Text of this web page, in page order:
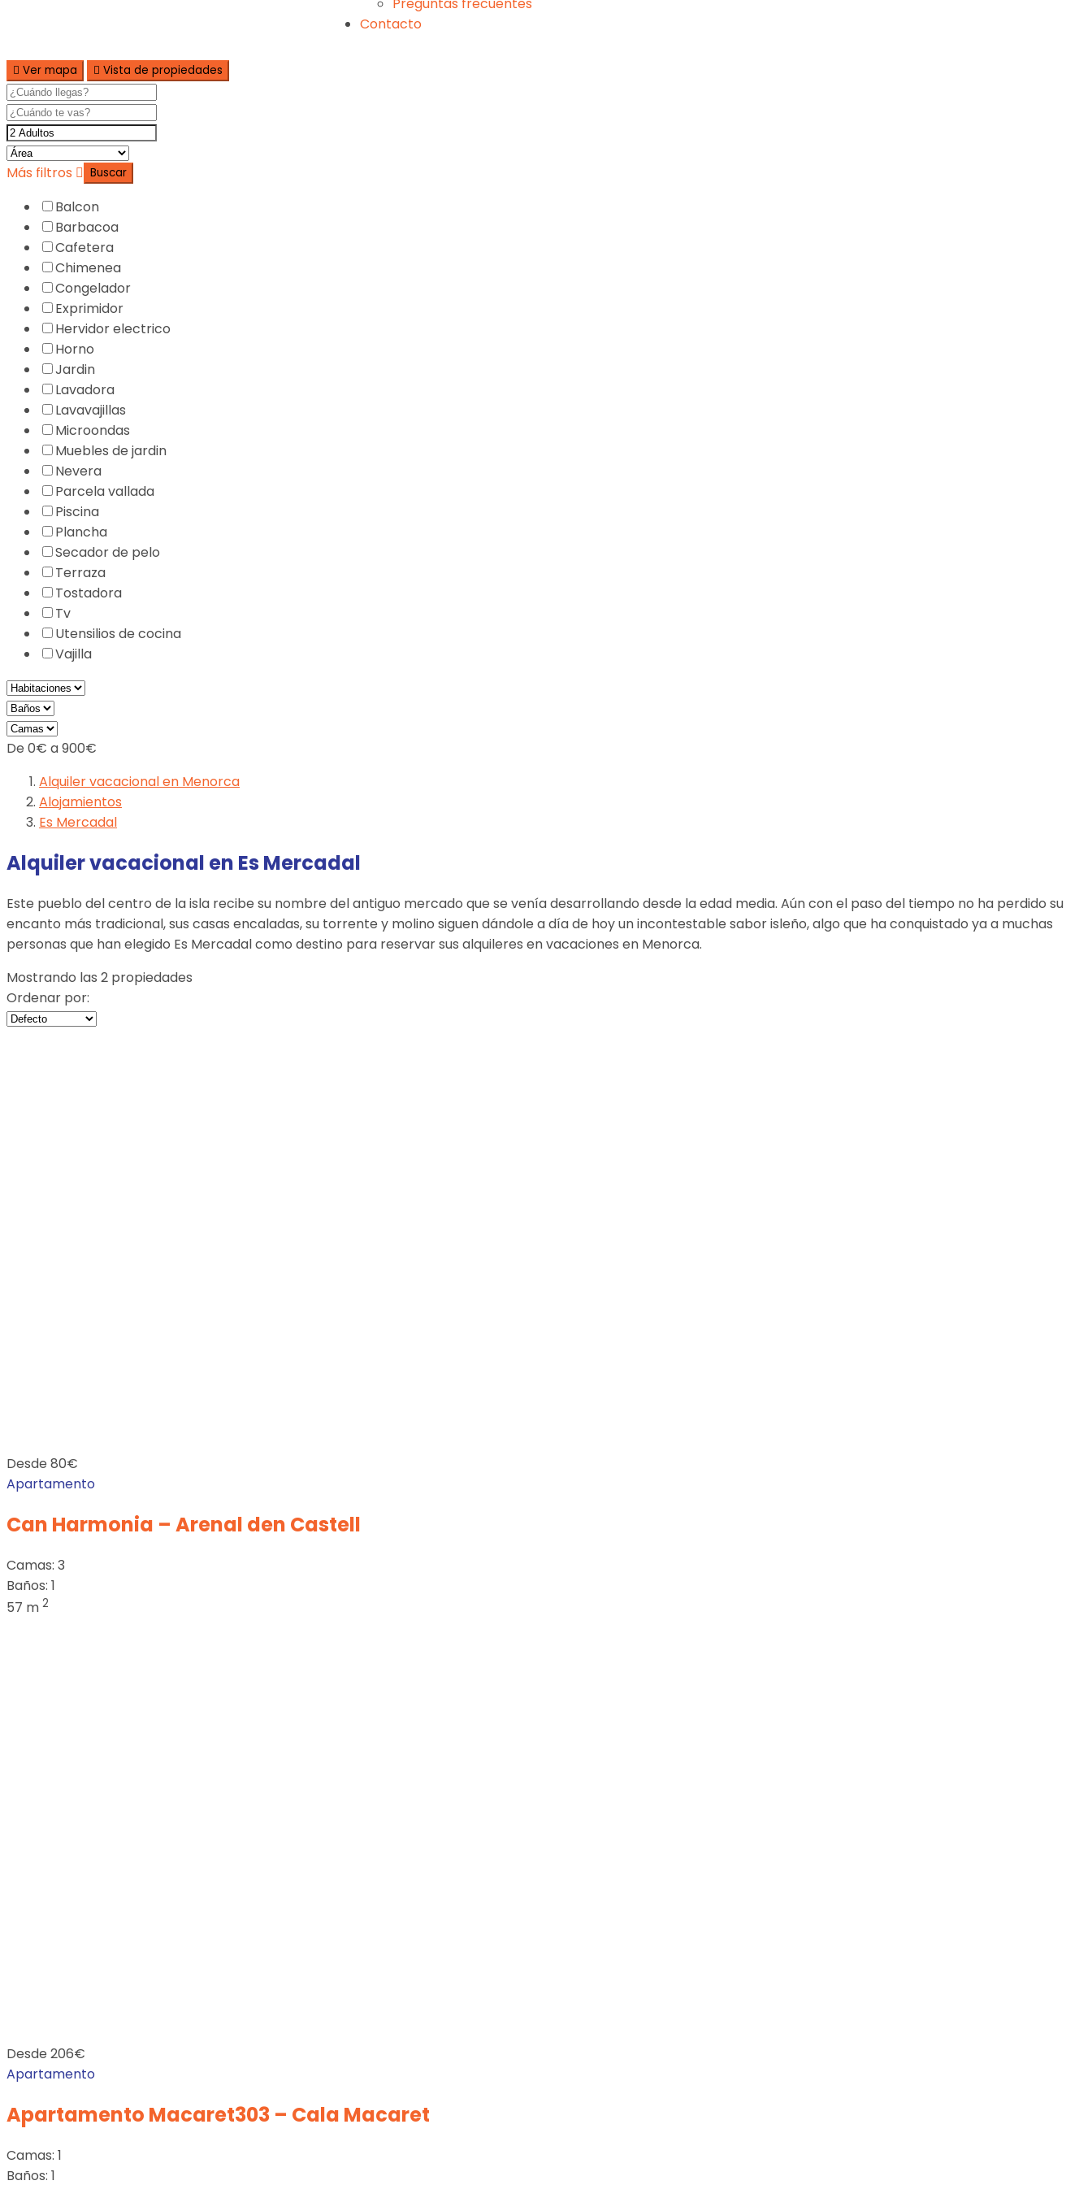
Contacto
Ver mapa Vista de propiedades
Más filtros Buscar
Balcon
Barbacoa
Cafetera
Chimenea
Congelador
Exprimidor
Hervidor electrico
Horno
Jardin
Lavadora
Lavavajillas
Microondas
Muebles de jardin
Nevera
Parcela vallada
Piscina
Plancha
Secador de pelo
Terraza
Tostadora
Tv
Utensilios de cocina
Vajilla
De 0€ a900€
Alquiler vacacional en Menorca
Alojamientos
Es Mercadal
Alquiler vacacional en Es Mercadal
Este pueblo del centro de la isla recibe su nombre del antiguo mercado que se venía desarrollando desde la edad media. Aún con el paso del tiempo no ha perdido su
encanto más tradicional, sus casas encaladas, su torrente y molino siguen dándole a día de hoy un incontestable sabor isleño, algo que ha conquistado ya a muchas
personas que han elegido Es Mercadal como destino para reservar sus alquileres en vacaciones en Menorca.
Mostrando las 2 propiedades
Ordenar por:
Desde 80€
Apartamento
Can Harmonia – Arenal den Castell
Camas: 3
Baños: 1
57 m 2
Desde 206€
Apartamento
Apartamento Macaret303 – Cala Macaret
Camas: 1
Baños: 1